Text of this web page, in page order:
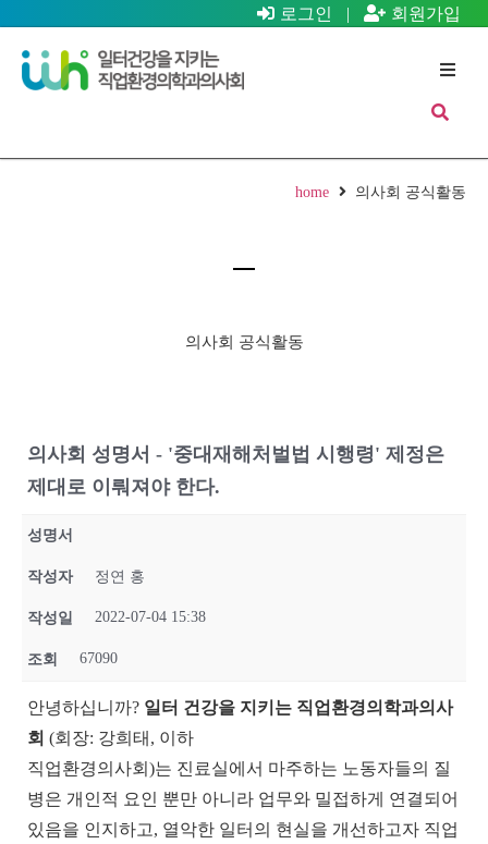
로그인 | 회원가입
home 의사회 공식활동
의사회 공식활동
의사회 성명서 - '중대재해처벌법 시행령' 제정은
제대로 이뤄져야 한다.
성명서
작성자 정연 홍
작성일 2022-07-04 15:38
조회 67090
안녕하십니까? 일터 건강을 지키는 직업환경의학과의사
회 (회장: 강희태 , 이하
직업환경의사회 )는 진료실에서 마주하는 노동자들의 질
병은 개인적 요인 뿐만 아니라 업무와 밀접하게 연결되어
있음을 인지하고, 열악한 일터의 현실을 개선하고자 직업